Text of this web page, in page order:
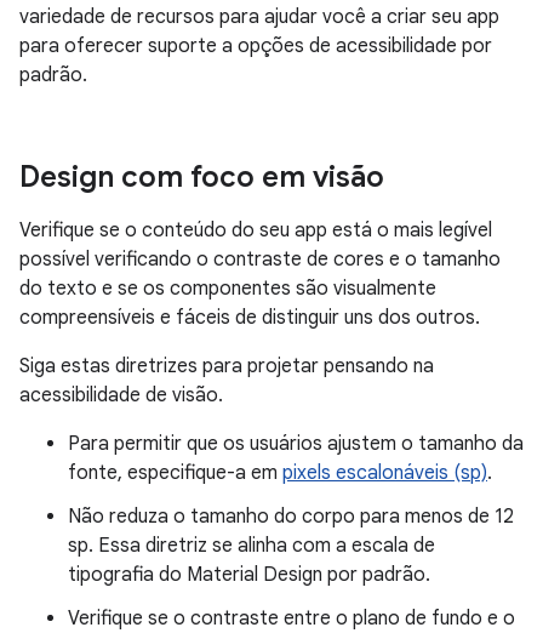
variedade de recursos para ajudar você a criar seu app
para oferecer suporte a opções de acessibilidade por
padrão.
Design com foco em visão
Verifique se o conteúdo do seu app está o mais legível
possível verificando o contraste de cores e o tamanho
do texto e se os componentes são visualmente
compreensíveis e fáceis de distinguir uns dos outros.
Siga estas diretrizes para projetar pensando na
acessibilidade de visão.
Para permitir que os usuários ajustem o tamanho da
fonte, especifique-a em pixels escalonáveis (sp).
Não reduza o tamanho do corpo para menos de 12
sp. Essa diretriz se alinha com a escala de
tipografia do Material Design por padrão.
Verifique se o contraste entre o plano de fundo e o